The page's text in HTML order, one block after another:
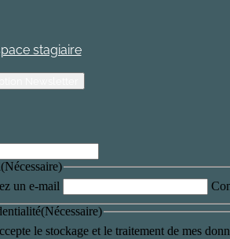
stagiaire
(Nécessaire)
un e-mail
(Nécessaire)
le stockage et le traitement de mes